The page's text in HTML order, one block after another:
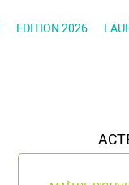
EDITION 2026